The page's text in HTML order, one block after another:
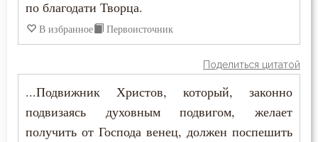
по благодати Творца.
В избранное Первоисточник
Поделиться цитатой
...Подвижник Христов, который, законно
подвизаясь духовным подвигом, желает
получить от Господа венец, должен поспешить